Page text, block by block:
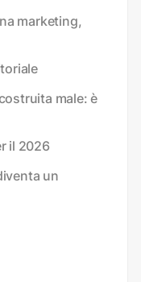
marketing,
male: è
il 2026
un